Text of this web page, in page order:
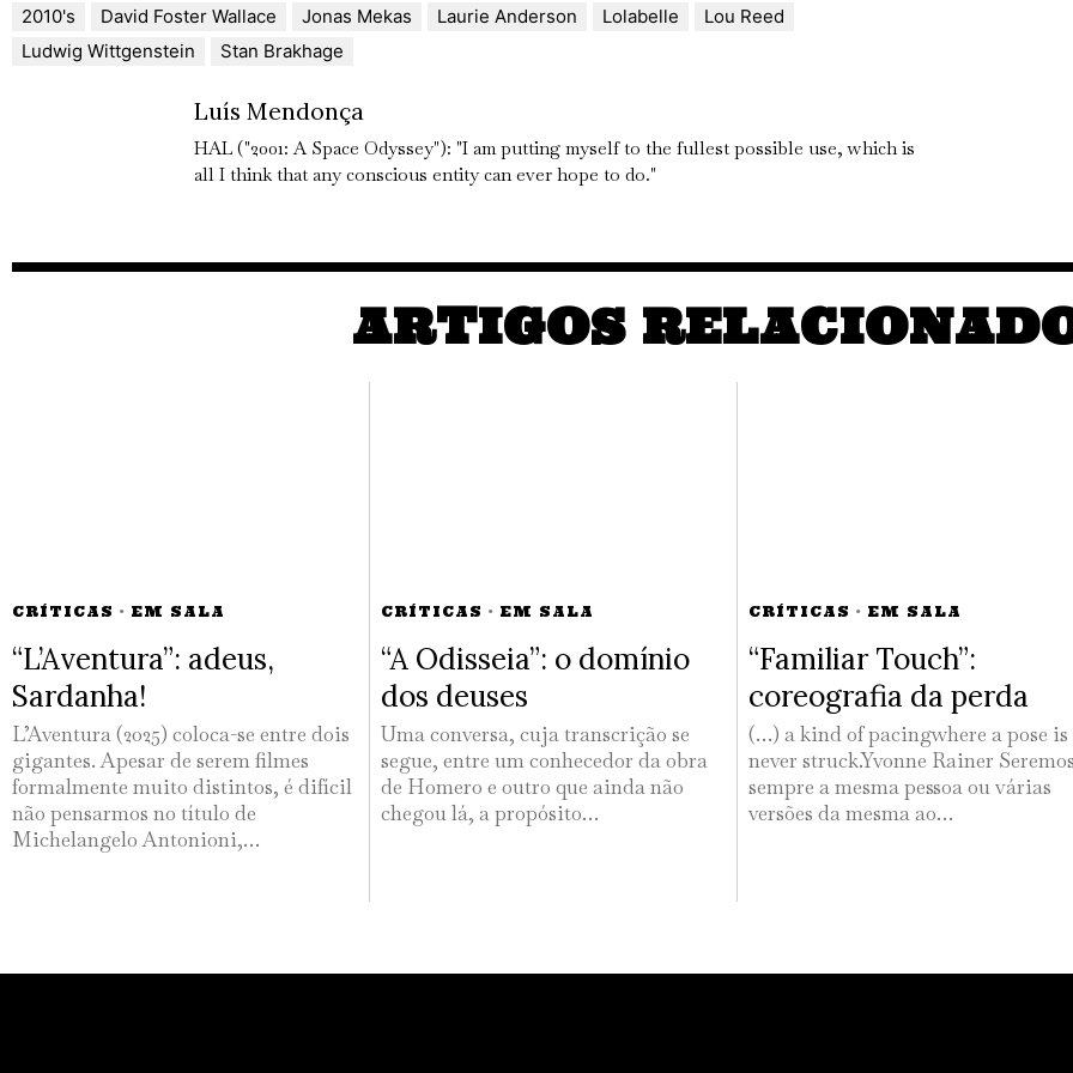
2010's David Foster Wallace Jonas Mekas Laurie Anderson Lolabelle
Lou Reed
Ludwig Wittgenstein
Stan Brakhage
Luís Mendonça
HAL ("2001: A Space Odyssey"): "I am putting myself to the fullest possible use, which is
all I think that any conscious entity can ever hope to do."
ARTIGOS
CRÍTICAS · EM SALA
“L’Aventura”: adeus,
Sardanha!
L’Aventura (2025) coloca-se entre dois
gigantes. Apesar de serem filmes
formalmente muito distintos, é difícil
não pensarmos no título de
Michelangelo Antonioni,…
CRÍTICAS · EM SALA
“A Odisseia”: o domínio
dos deuses
Uma conversa, cuja transcrição se
segue, entre um conhecedor da obra
de Homero e outro que ainda não
chegou lá, a propósito…
CRÍTICAS · EM SALA
“Familiar Touch”:
coreografia da perda
(…) a kind of pacingwhere a pose is
never struck.Yvonne Rainer
sempre a mesma pessoa ou várias
versões da mesma ao…